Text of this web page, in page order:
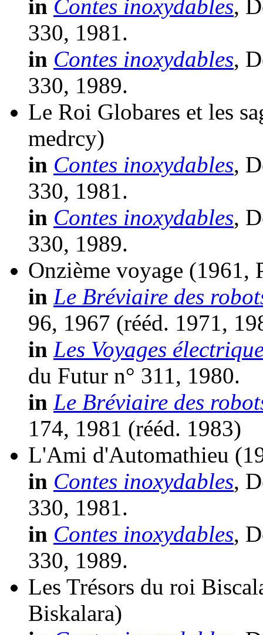
in Contes inoxydables,
330, 1981.
in Contes inoxydables,
330, 1989.
Le Roi Globares et les
medrcy)
in Contes inoxydables,
330, 1981.
in Contes inoxydables,
330, 1989.
Onzième voyage (1961,
in Le Bréviaire des
96, 1967 (rééd. 1971,
in Les Voyages
du Futur n° 311, 1980.
in Le Bréviaire des
174, 1981 (rééd. 1983)
L'Ami d'Automathieu
in Contes inoxydables,
330, 1981.
in Contes inoxydables,
330, 1989.
Les Trésors du roi
Biskalara)